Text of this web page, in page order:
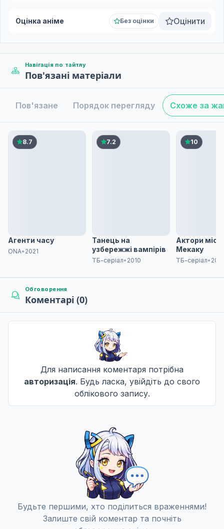
Оцінка аніме Без оцінки Оцінити
Навігація по тайтлу
Пов'язані матеріали
Пов'язане Порядок перегляду Схоже за
8.7
Агенти часу
ONA• 2021
7.2
Танець на
узбережжі вампірів
ТБ-серіал• 2010
10
Актори
Мекаку
ТБ-серіал•
Обговорення
Коментарі (0)
Для написання коментаря потрібна
авторизація. Будь ласка, увійдіть до свого
облікового запису.
Будьте першими, хто поділиться враженнями!
Залиште свій коментар та почніть